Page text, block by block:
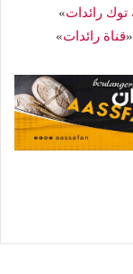
توك رائدات»
قناة رائدات»